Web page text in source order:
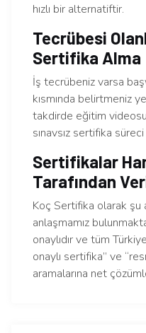
hızlı bir alternatiftir.
Tecrübesi
Sertifika Alma
İş tecrübeniz varsa
kısmında belirtmeniz
takdirde eğitim
sınavsız sertifika
Sertifikalar
Tarafından
Koç Sertifika olarak şu
anlaşmamız
onaylıdır ve tüm
onaylı sertifika” ve
aramalarına net